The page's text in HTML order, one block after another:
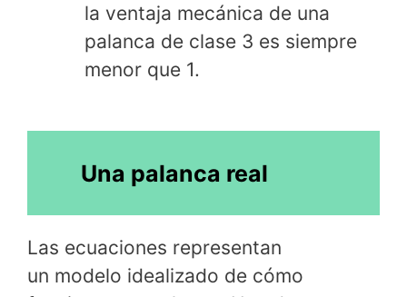
la ventaja mecánica de una
palanca de clase 3 es siempre
menor que 1.
Una palanca real
Las ecuaciones representan
un modelo idealizado de cómo